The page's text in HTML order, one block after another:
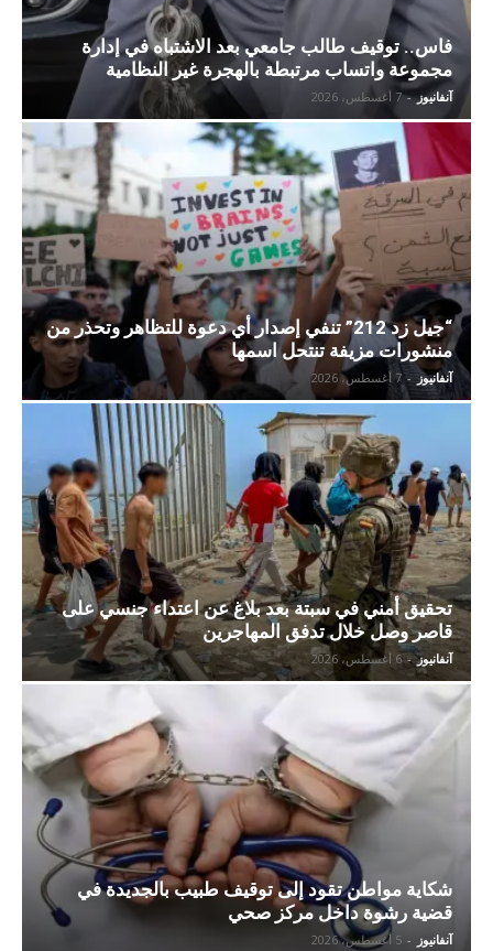
فاس.. توقيف طالب جامعي بعد الاشتباه في إدارة
مجموعة واتساب مرتبطة بالهجرة غير النظامية
آنفانيوز - 7 أغسطس، 2026
“جيل زد 212” تنفي إصدار أي دعوة للتظاهر وتحذر من
منشورات مزيفة تنتحل اسمها
آنفانيوز - 7 أغسطس، 2026
تحقيق أمني في سبتة بعد بلاغ عن اعتداء جنسي على
قاصر وصل خلال تدفق المهاجرين
آنفانيوز - 6 أغسطس، 2026
شكاية مواطن تقود إلى توقيف طبيب بالجديدة في
قضية رشوة داخل مركز صحي
آنفانيوز - 5 أغسطس، 2026